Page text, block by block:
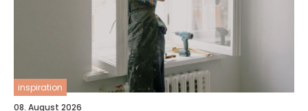
inspiration
08. August 2026